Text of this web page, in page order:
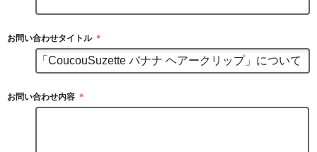
お問い合わせタイトル ＊
お問い合わせ内容 ＊